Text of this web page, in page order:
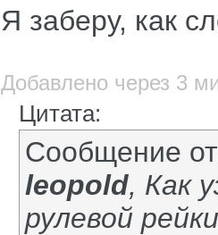
Я заберу, как
Добавлено через 3
Цитата:
Сообщение
leopold, Как
рулевой